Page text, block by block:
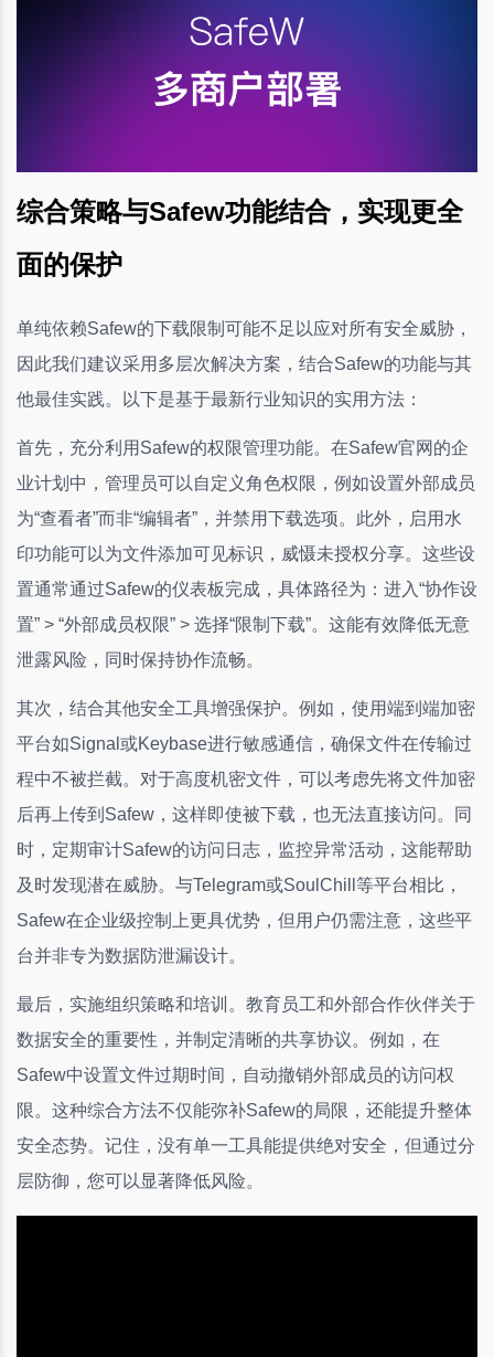
综合策略与Safew功能结合，实现更全
面的保护
单纯依赖Safew的下载限制可能不足以应对所有安全威胁，
因此我们建议采用多层次解决方案，结合Safew的功能与其
他最佳实践。以下是基于最新行业知识的实用方法：
首先，充分利用Safew的权限管理功能。在Safew官网的企
业计划中，管理员可以自定义角色权限，例如设置外部成员
为“查看者”而非“编辑者”，并禁用下载选项。此外，启用水
印功能可以为文件添加可见标识，威慑未授权分享。这些设
置通常通过Safew的仪表板完成，具体路径为：进入“协作设
置” > “外部成员权限” > 选择“限制下载”。这能有效降低无意
泄露风险，同时保持协作流畅。
其次，结合其他安全工具增强保护。例如，使用端到端加密
平台如Signal或Keybase进行敏感通信，确保文件在传输过
程中不被拦截。对于高度机密文件，可以考虑先将文件加密
后再上传到Safew，这样即使被下载，也无法直接访问。同
时，定期审计Safew的访问日志，监控异常活动，这能帮助
及时发现潜在威胁。与Telegram或SoulChill等平台相比，
Safew在企业级控制上更具优势，但用户仍需注意，这些平
台并非专为数据防泄漏设计。
最后，实施组织策略和培训。教育员工和外部合作伙伴关于
数据安全的重要性，并制定清晰的共享协议。例如，在
Safew中设置文件过期时间，自动撤销外部成员的访问权
限。这种综合方法不仅能弥补Safew的局限，还能提升整体
安全态势。记住，没有单一工具能提供绝对安全，但通过分
层防御，您可以显著降低风险。